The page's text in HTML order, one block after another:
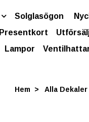
Solglasögon
Presentkort
Lampor
Hem Alla Dekaler